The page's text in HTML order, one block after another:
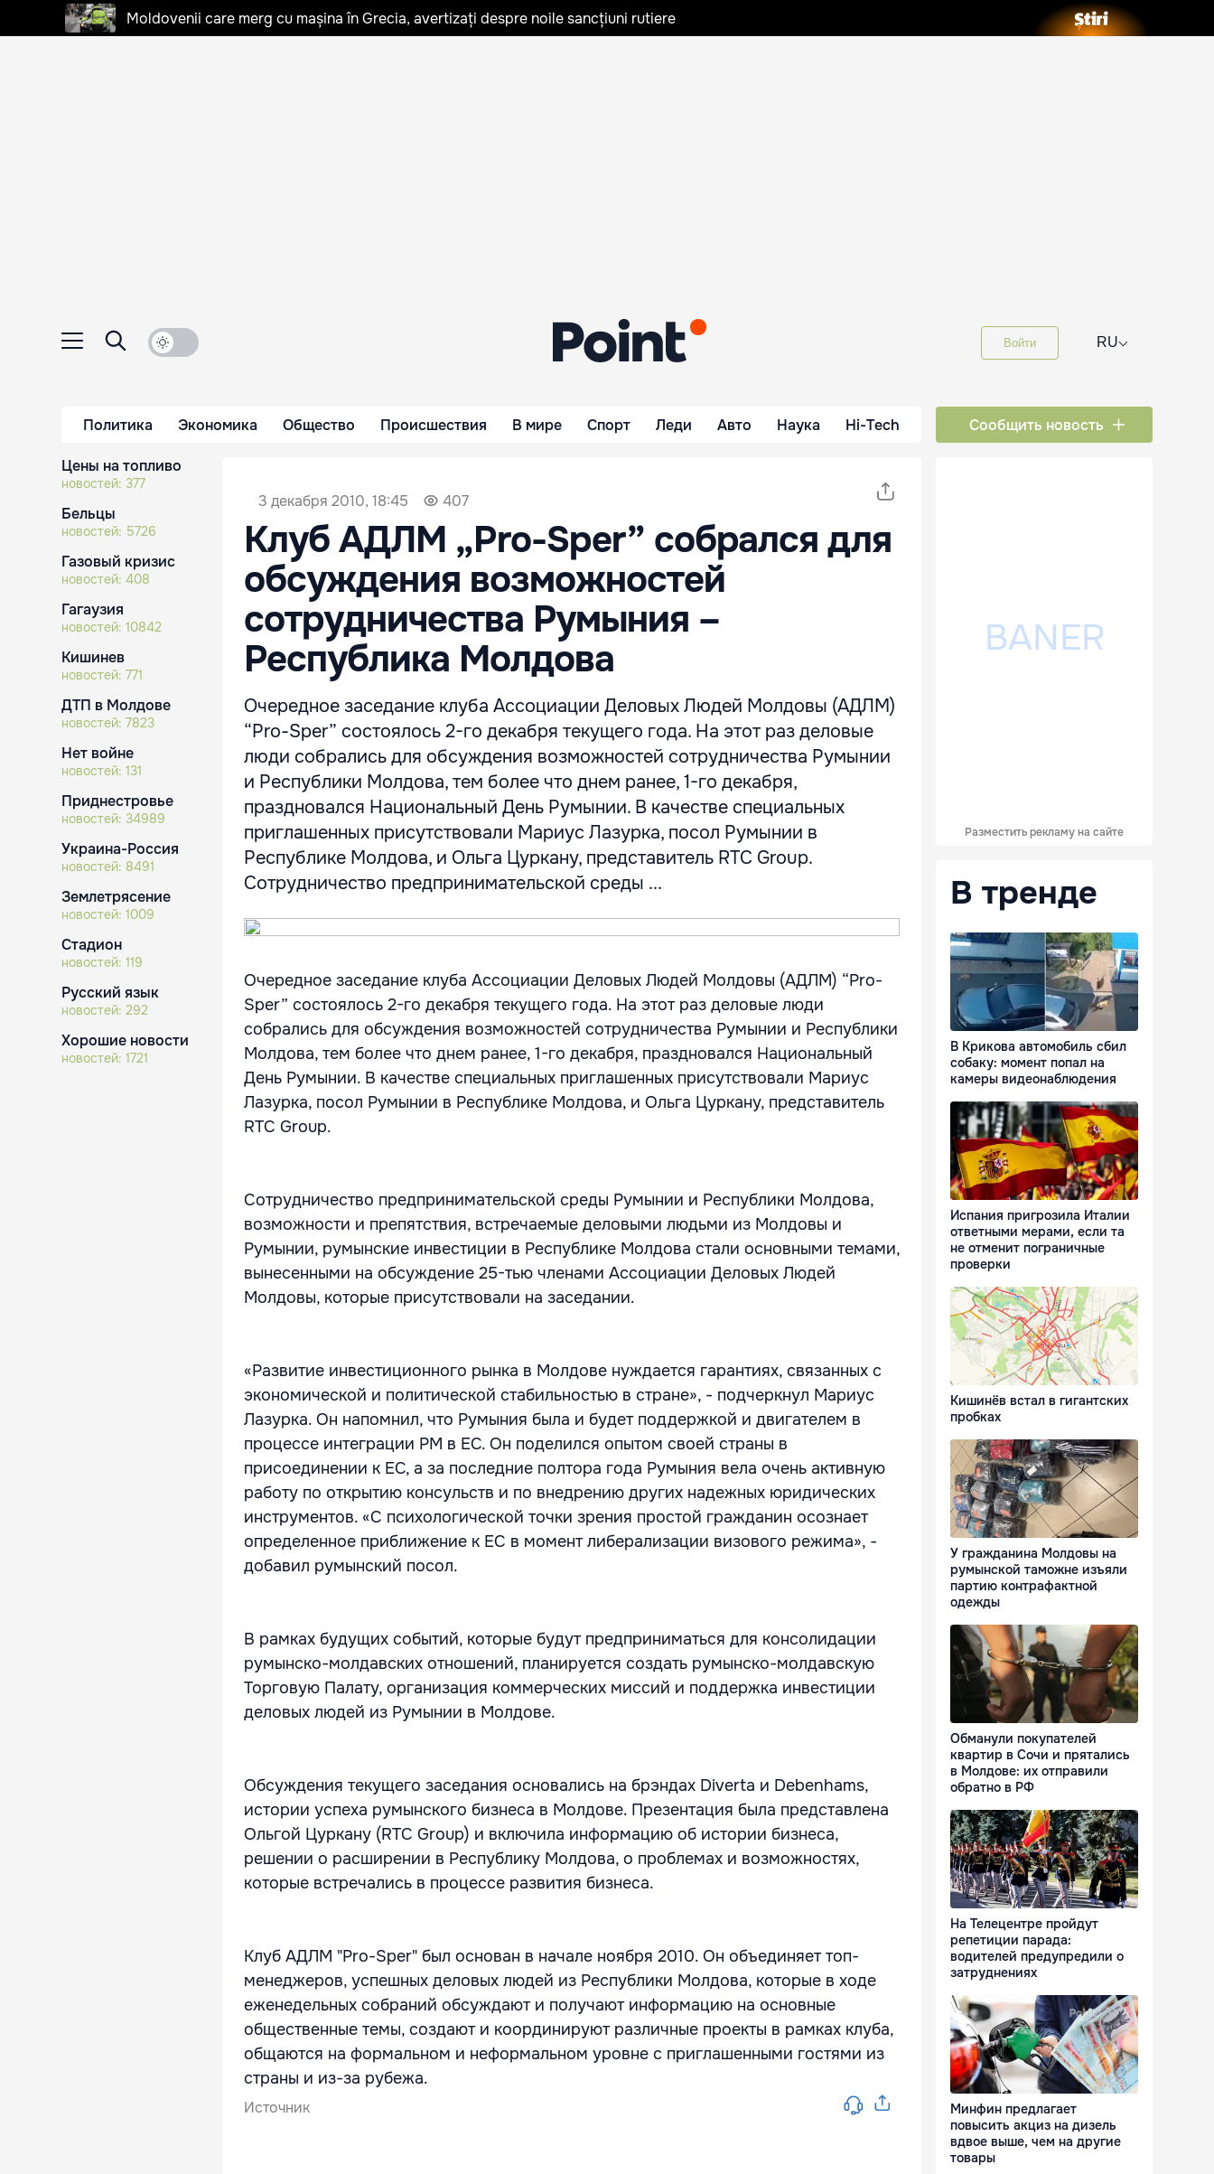
Moldovenii care merg cu mașina în Grecia, avertizați despre noile sancțiuni rutiere
Войти RU⌵
Политика Экономика Общество Происшествия В мире Спорт Леди Авто Наука Hi-Tech Сообщить новость
Цены на топливо
новостей: 377
Бельцы
новостей: 5726
Газовый кризис
новостей: 408
Гагаузия
новостей: 10842
Кишинев
новостей: 771
ДТП в Молдове
новостей: 7823
Нет войне
новостей: 131
Приднестровье
новостей: 34989
Украина-Россия
новостей: 8491
Землетрясение
новостей: 1009
Стадион
новостей: 119
Русский язык
новостей: 292
Хорошие новости
новостей: 1721
3 декабря 2010, 18:45 407
Клуб АДЛМ „Pro-Sper” собрался для
обсуждения возможностей
сотрудничества Румыния –
Республика Молдова
Очередное заседание клуба Ассоциации Деловых Людей Молдовы (АДЛМ)
“Pro-Sper” состоялось 2-го декабря текущего года. На этот раз деловые
люди собрались для обсуждения возможностей сотрудничества Румынии
и Республики Молдова, тем более что днем ранее, 1-го декабря,
праздновался Национальный День Румынии. В качестве специальных
приглашенных присутствовали Мариус Лазурка, посол Румынии в
Республике Молдова, и Ольга Цуркану, представитель RTC Group.
Сотрудничество предпринимательской среды ...
Очередное заседание клуба Ассоциации Деловых Людей Молдовы (АДЛМ) “Pro-
Sper” состоялось 2-го декабря текущего года. На этот раз деловые люди
собрались для обсуждения возможностей сотрудничества Румынии и Республики
Молдова, тем более что днем ранее, 1-го декабря, праздновался Национальный
День Румынии. В качестве специальных приглашенных присутствовали Мариус
Лазурка, посол Румынии в Республике Молдова, и Ольга Цуркану, представитель
RTC Group.
Сотрудничество предпринимательской среды Румынии и Республики Молдова,
возможности и препятствия, встречаемые деловыми людьми из Молдовы и
Румынии, румынские инвестиции в Республике Молдова стали основными темами,
вынесенными на обсуждение 25-тью членами Ассоциации Деловых Людей
Молдовы, которые присутствовали на заседании.
«Развитие инвестиционного рынка в Молдове нуждается гарантиях, связанных с
экономической и политической стабильностью в стране», - подчеркнул Мариус
Лазурка. Он напомнил, что Румыния была и будет поддержкой и двигателем в
процессе интеграции РМ в ЕС. Он поделился опытом своей страны в
присоединении к ЕС, а за последние полтора года Румыния вела очень активную
работу по открытию консульств и по внедрению других надежных юридических
инструментов. «С психологической точки зрения простой гражданин осознает
определенное приближение к ЕС в момент либерализации визового режима», -
добавил румынский посол.
В рамках будущих событий, которые будут предприниматься для консолидации
румынско-молдавских отношений, планируется создать румынско-молдавскую
Торговую Палату, организация коммерческих миссий и поддержка инвестиции
деловых людей из Румынии в Молдове.
Обсуждения текущего заседания основались на брэндах Diverta и Debenhams,
истории успеха румынского бизнеса в Молдове. Презентация была представлена
Ольгой Цуркану (RTC Group) и включила информацию об истории бизнеса,
решении о расширении в Республику Молдова, о проблемах и возможностях,
которые встречались в процессе развития бизнеса.
Клуб АДЛМ "Pro-Sper" был основан в начале ноября 2010. Он объединяет топ-
менеджеров, успешных деловых людей из Республики Молдова, которые в ходе
еженедельных собраний обсуждают и получают информацию на основные
общественные темы, создают и координируют различные проекты в рамках клуба,
общаются на формальном и неформальном уровне с приглашенными гостями из
страны и из-за рубежа.
Источник
Разместить рекламу на сайте
В тренде
В Крикова автомобиль сбил
собаку: момент попал на
камеры видеонаблюдения
Испания пригрозила Италии
ответными мерами, если та
не отменит пограничные
проверки
Кишинёв встал в гигантских
пробках
У гражданина Молдовы на
румынской таможне изъяли
партию контрафактной
одежды
Обманули покупателей
квартир в Сочи и прятались
в Молдове: их отправили
обратно в РФ
На Телецентре пройдут
репетиции парада:
водителей предупредили о
затруднениях
Минфин предлагает
повысить акциз на дизель
вдвое выше, чем на другие
товары